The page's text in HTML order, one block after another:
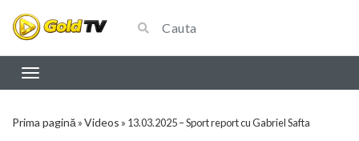
Prima pagină »Videos » 13.03.2025 – Sport report cu Gabriel Safta